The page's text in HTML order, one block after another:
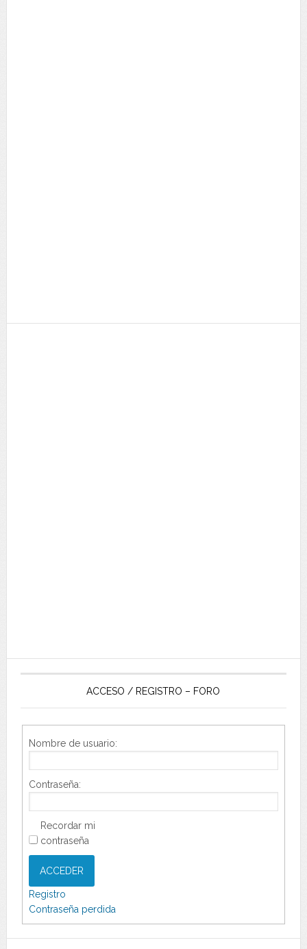
ACCESO / REGISTRO – FORO
Nombre de usuario:
Contraseña:
Recordar mi
contraseña
ACCEDER
Registro
Contraseña perdida